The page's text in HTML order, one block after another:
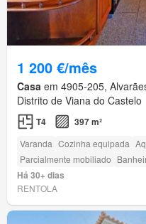
1 200 €/mês
Casa em 4905-205,
Distrito de Viana do Castelo
T4 397 m²
Varanda Cozinha equipada
Parcialmente mobiliado
Há 30+ dias
RENTOLA